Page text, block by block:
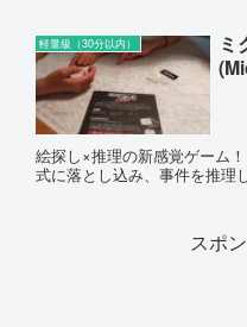
軽量級（30分以内）
ミ
絵探し×推理の新感覚ゲーム
式に落とし込み、事件を推理
スポ